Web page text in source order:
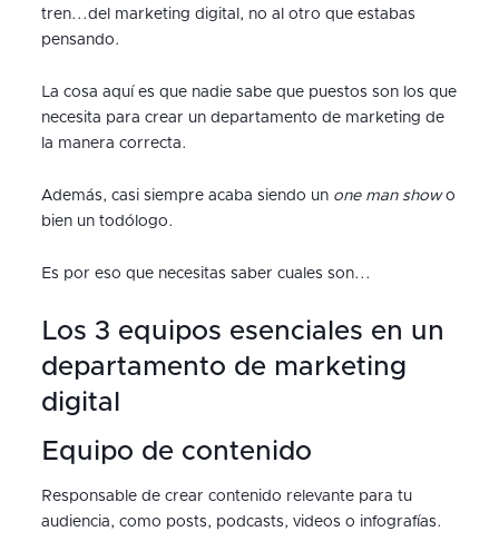
tren...del marketing digital, no al otro que estabas
pensando.
La cosa aquí es que nadie sabe que puestos son los que
necesita para crear un departamento de marketing de
la manera correcta.
Además, casi siempre acaba siendo un one man showo
bien un todólogo.
Es por eso que necesitas saber cuales son...
Los 3 equipos esenciales en un
departamento de marketing
digital
Equipo de contenido
Responsable de crear contenido relevante para tu
audiencia, como posts, podcasts, videos o infografías.